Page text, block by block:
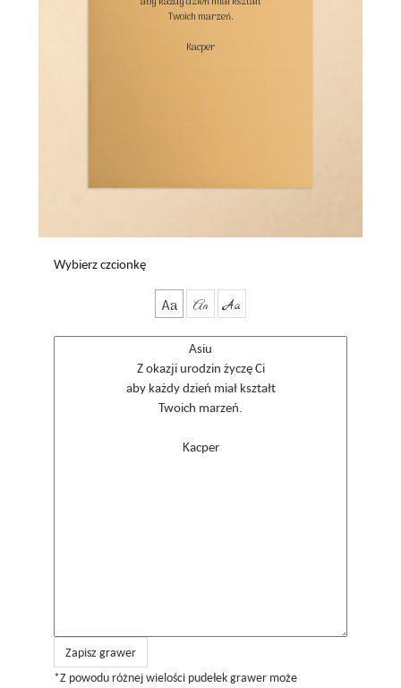
Twoich marzeń.
Kacper
Wybierz czcionkę
Aa Aa Aa
Zapisz grawer
*Z powodu różnej wielości pudełek grawer może